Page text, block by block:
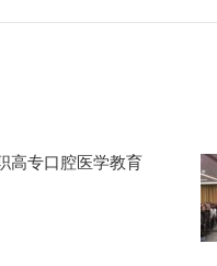
高专口腔医学教育